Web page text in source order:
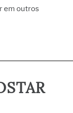
em outros